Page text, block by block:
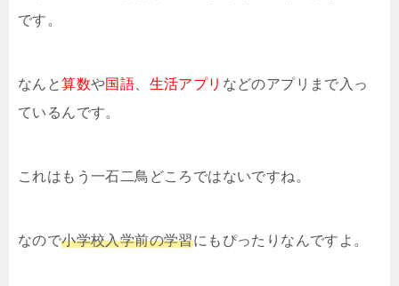
です。
なんと算数や国語 生活アプリ などのアプリまで入っ
ているんです。
これはもう一石二鳥どころではないですね。
なので小学校入学前の学習にもぴったりなんですよ。